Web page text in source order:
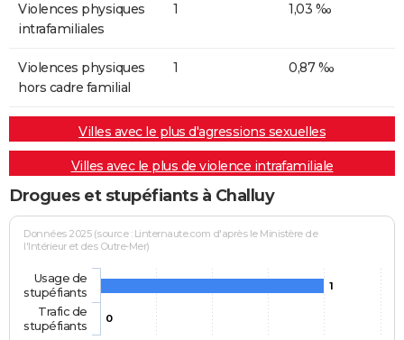
Violences physiques
intrafamiliales
1 1,03 ‰
Violences physiques
hors cadre familial
1 0,87 ‰
Villes avec le plus d'agressions sexuelles
Villes avec le plus de violence intrafamiliale
Drogues et stupéfiants à Challuy
Données 2025 (source : Linternaute.com d'après le Ministère de
l'Intérieur et des Outre-Mer)
1
0
Usage de
stupéfiants
Trafic de
stupéfiants